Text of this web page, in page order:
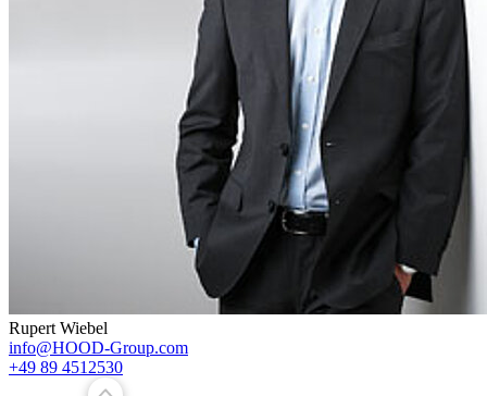
Rupert Wiebel
info@HOOD-Group.com
+49 89 4512530